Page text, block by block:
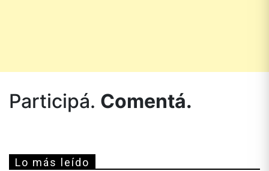
Participá. Comentá.
Lo más leído